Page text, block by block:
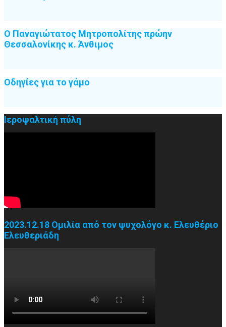
Ο Παναγιώτατος Μητροπολίτης πρώην
Θεσσαλονίκης κ. Άνθιμος
Οδηγίες για το γάμο
Ιεροψαλτική πύλη
2023.12.18 Ομιλία από τον ψυχολόγο κ. Ελευθέριο
Ελευθεριάδη